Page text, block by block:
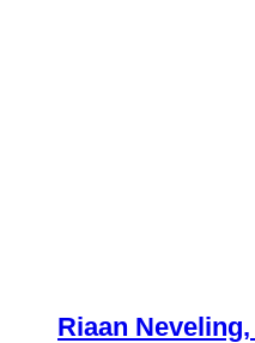
Riaan